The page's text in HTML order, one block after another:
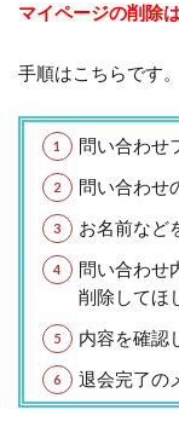
マイページの削除
手順はこちらです。
問い合わせ
問い合わせ
お名前など
問い合わせ
削除してほ
内容を確認
退会完了の